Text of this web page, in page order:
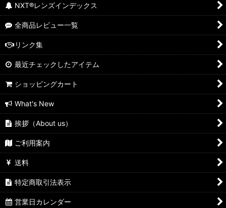
NXT®レンズインデックス
全商品レビュー一覧
リンク集
最近チェックしたアイテム
ショッピングカート
What's New
挨拶（About us）
ご利用案内
送料
特定商取引法表示
営業日カレンダー